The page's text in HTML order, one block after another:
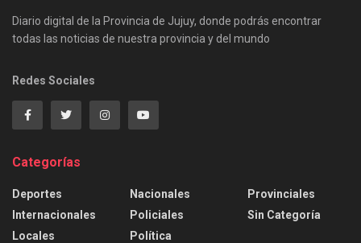
Diario digital de la Provincia de Jujuy, donde podrás encontrar
todas las noticias de nuestra provincia y del mundo
Redes Sociales
Categorías
Deportes
Internacionales
Locales
Nacionales
Policiales
Política
Provinciales
Sin Categoría